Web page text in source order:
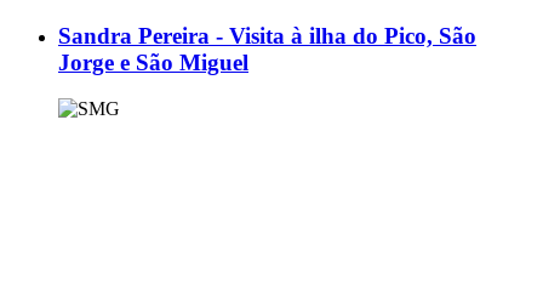
Sandra Pereira - Visita à ilha do Pico, São
Jorge e São Miguel